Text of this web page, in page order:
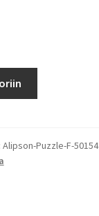
Alipson-Puzzle-F-50154